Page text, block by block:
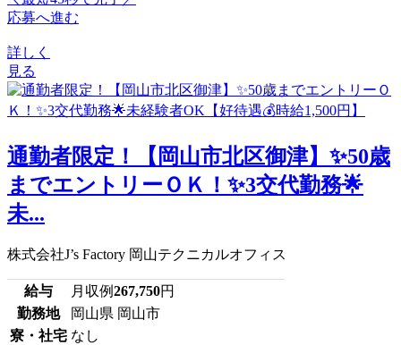
応募へ進む
詳しく
見る
通勤者限定！【岡山市北区御津】✨50歳
までエントリーＯＫ！✨3交代勤務🌟
未...
株式会社J’s Factory 岡山テクニカルオフィス
給与 月収例267,750円
勤務地
岡山県 岡山市
寮・社宅 なし